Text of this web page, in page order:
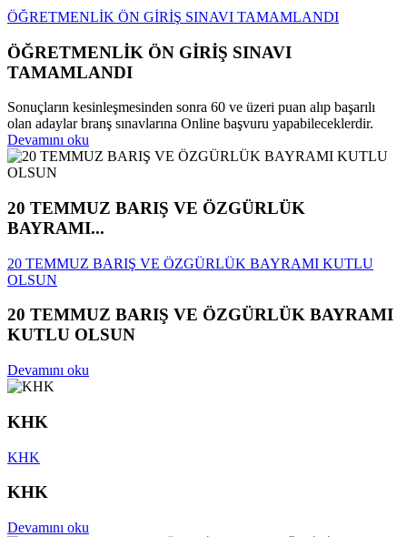
ÖĞRETMENLİK ÖN GİRİŞ SINAVI TAMAMLANDI
ÖĞRETMENLİK ÖN GİRİŞ SINAVI
TAMAMLANDI
Sonuçların kesinleşmesinden sonra 60 ve üzeri puan alıp başarılı
olan adaylar branş sınavlarına Online başvuru yapabileceklerdir.
Devamını oku
20 TEMMUZ BARIŞ VE ÖZGÜRLÜK
BAYRAMI...
20 TEMMUZ BARIŞ VE ÖZGÜRLÜK BAYRAMI KUTLU
OLSUN
20 TEMMUZ BARIŞ VE ÖZGÜRLÜK BAYRAMI
KUTLU OLSUN
Devamını oku
KHK
KHK
KHK
Devamını oku